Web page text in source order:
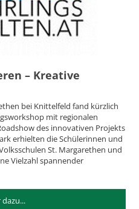
– Kreative
bei Knittelfeld fand kürzlich
mit regionalen
des innovativen Projekts
erhielten die Schülerinnen und
St. Margarethen und
Vielzahl spannender